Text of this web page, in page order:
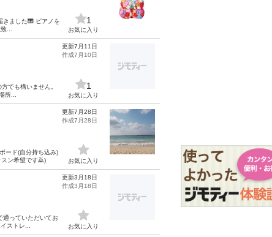
きました🎹 ピアノを
...
1
お気に入り
でも構いません。
所...
更新7月11日
作成7月10日
1
お気に入り
ード(自分持ち込み)
ン希望です🙇)
更新7月28日
作成7月28日
お気に入り
通っていただいてお
ストレ...
更新3月18日
作成3月18日
お気に入り